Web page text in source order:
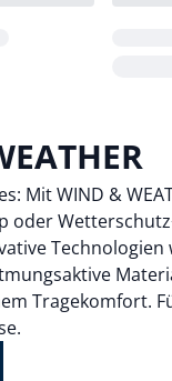
Mit WIND &
oder
Tragekomfort.